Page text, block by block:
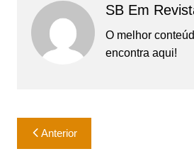
SB Em
O melhor
encontra aqui!
Navegação
de
Anterior